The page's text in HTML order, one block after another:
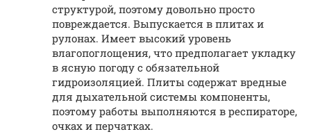
структурой, поэтому довольно просто
повреждается. Выпускается в плитах и
рулонах. Имеет высокий уровень
влагопоглощения, что предполагает укладку
в ясную погоду с обязательной
гидроизоляцией. Плиты содержат вредные
для дыхательной системы компоненты,
поэтому работы выполняются в респираторе,
очках и перчатках.